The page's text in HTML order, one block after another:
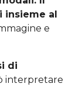
insieme al
e
di
interpretare